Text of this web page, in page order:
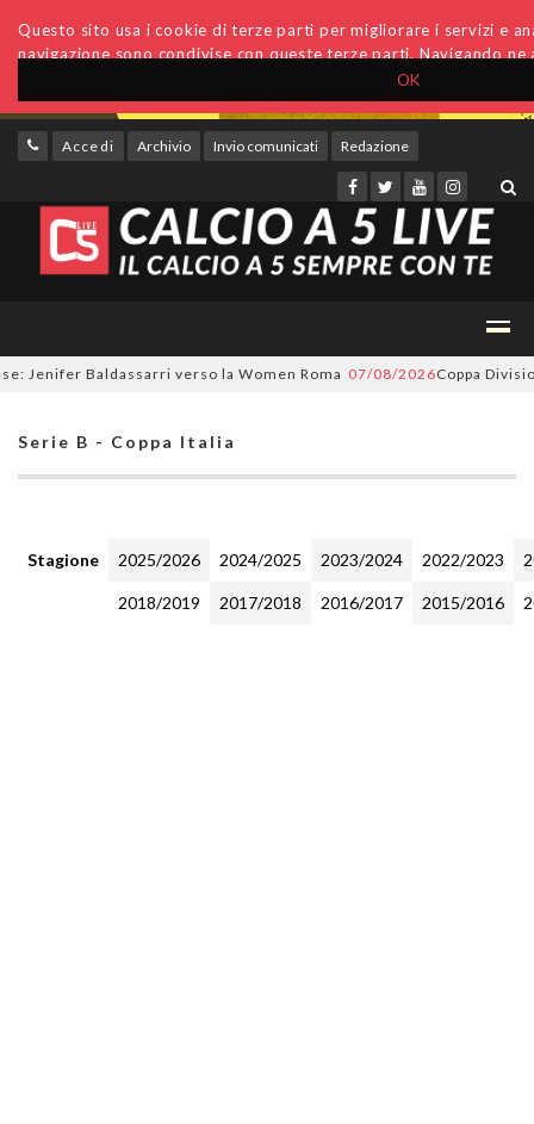
OK
Questo sito usa i cookie di terze parti per migliorare i servizi e
navigazione sono condivise con queste terze parti. Navigando
Accedi Archivio Invio comunicati Redazione
Baldassarri verso la Women Roma 07/08/2026Coppa
Serie B - Coppa Italia
Stagione 2025/2026 2024/2025 2023/2024 2022/2023
2018/2019 2017/2018 2016/2017 2015/2016